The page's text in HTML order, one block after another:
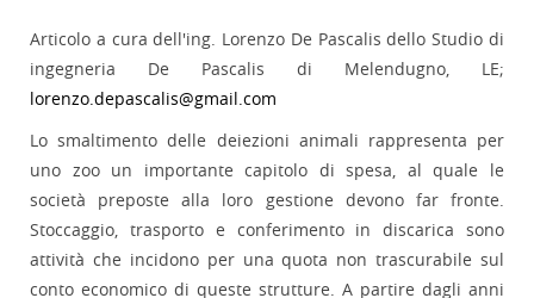
Articolo a cura dell'ing. Lorenzo De Pascalis dello Studio di
ingegneria De Pascalis di Melendugno, LE;
lorenzo.depascalis@gmail.com
Lo smaltimento delle deiezioni animali rappresenta per
uno zoo un importante capitolo di spesa, al quale le
società preposte alla loro gestione devono far fronte.
Stoccaggio, trasporto e conferimento in discarica sono
attività che incidono per una quota non trascurabile sul
conto economico di queste strutture. A partire dagli anni